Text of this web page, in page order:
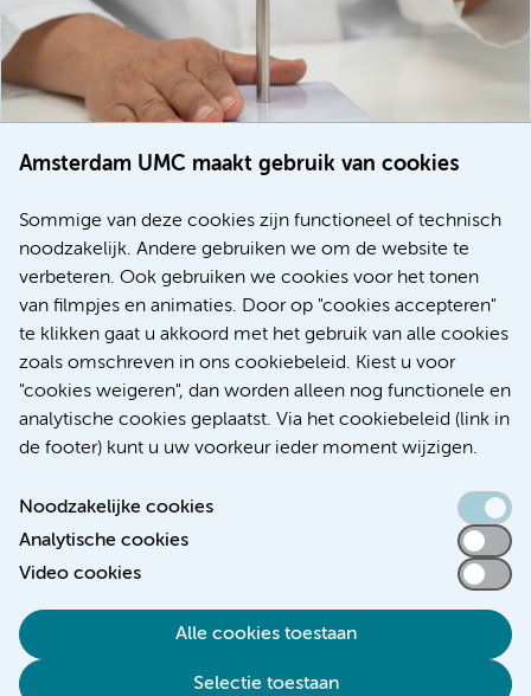
Amsterdam UMC maakt gebruik van cookies
Sommige van deze cookies zijn functioneel of technisch
noodzakelijk. Andere gebruiken we om de website te
verbeteren. Ook gebruiken we cookies voor het tonen
van filmpjes en animaties. Door op "cookies accepteren"
te klikken gaat u akkoord met het gebruik van alle cookies
zoals omschreven in ons cookiebeleid. Kiest u voor
"cookies weigeren", dan worden alleen nog functionele en
analytische cookies geplaatst. Via het cookiebeleid (link in
de footer) kunt u uw voorkeur ieder moment wijzigen.
Noodzakelijke cookies
Analytische cookies
Video cookies
Alle cookies toestaan
Selectie toestaan
voor patiënten met alvleesklierkanker verbeteren
Kanker Internationaal
Meer
Toegankelijkheidsverklaring
Algemene privacyverklaring